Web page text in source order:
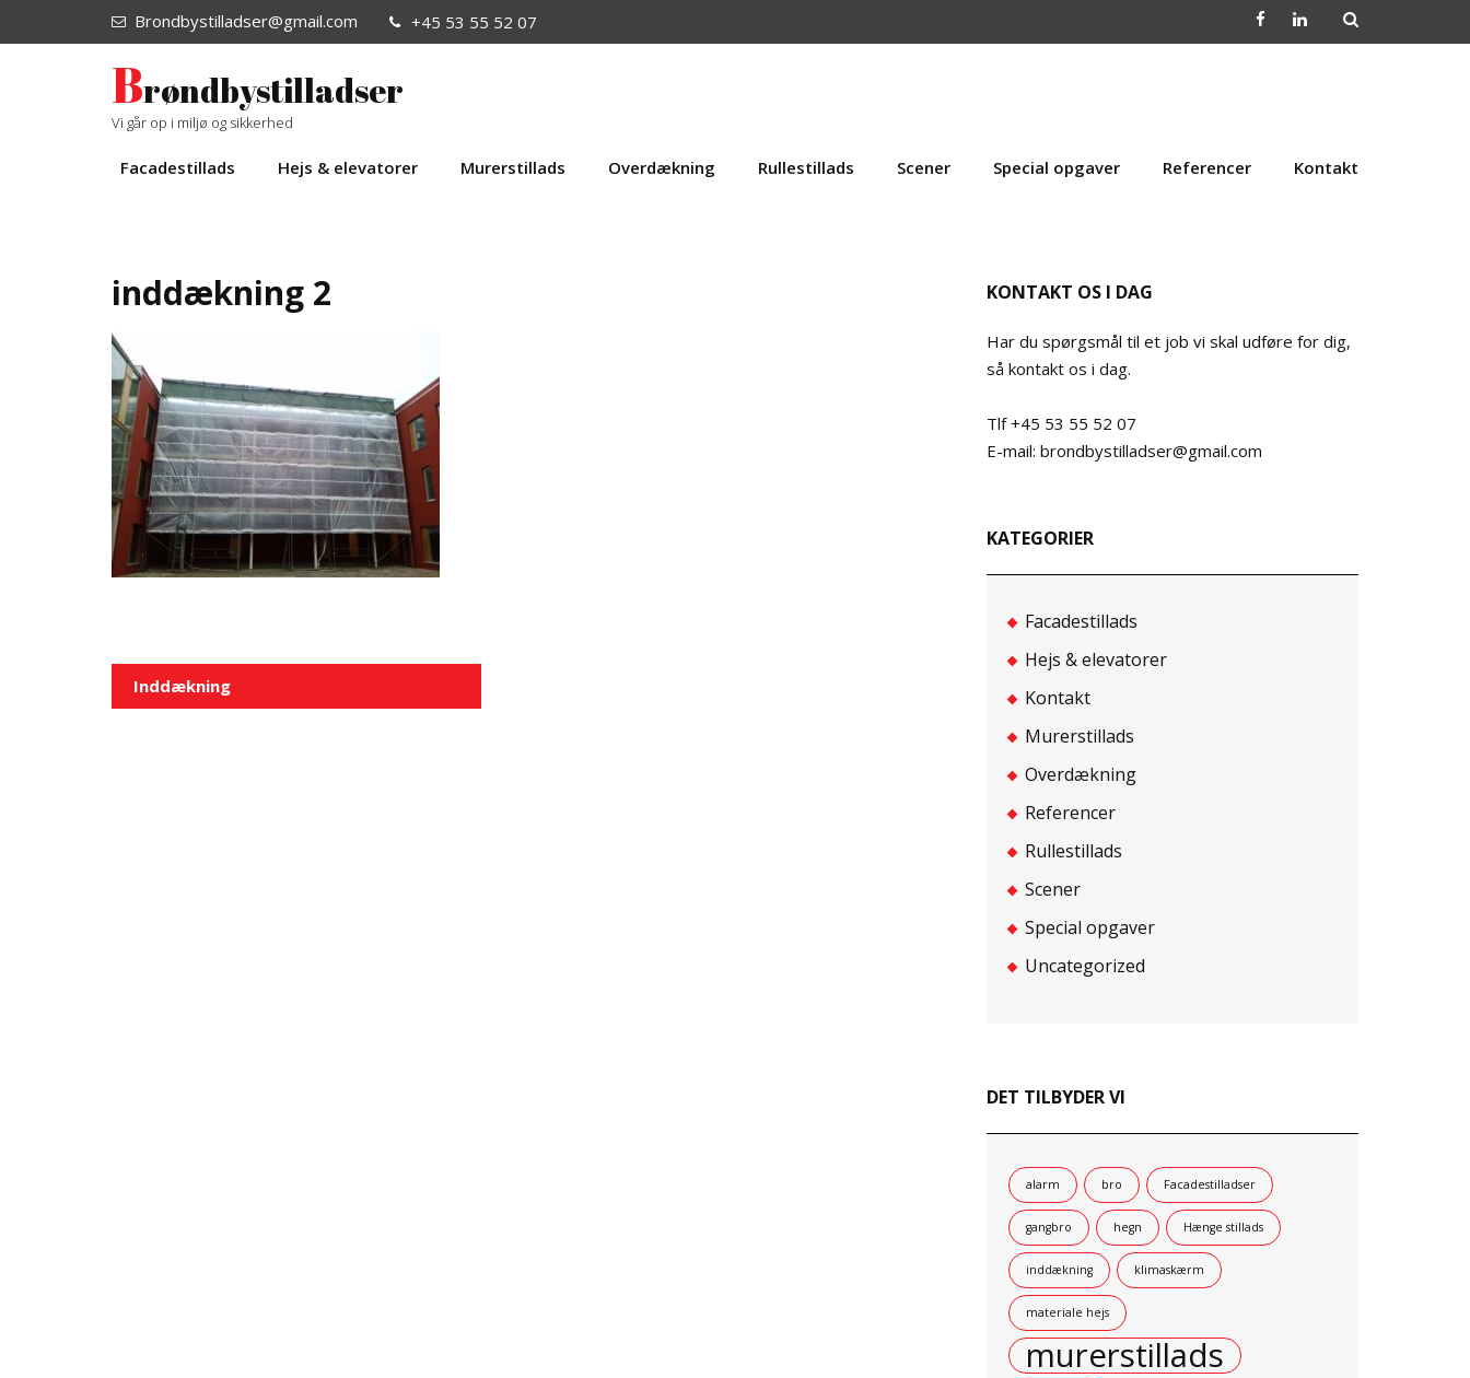
Brondbystilladser@gmail.com +45 53 55 52 07
Brøndbystilladser
Vi går op i miljø og sikkerhed
Facadestillads Hejs & elevatorer Murerstillads Overdækning Rullestillads Scener Special opgaver Referencer Kontakt
inddækning 2
Indlægsnavigation
Inddækning
KONTAKT OS I DAG
Har du spørgsmål til et job vi skal udføre for dig,
så kontakt os i dag.
Tlf +45 53 55 52 07
E-mail: brondbystilladser@gmail.com
KATEGORIER
Facadestillads
Hejs & elevatorer
Kontakt
Murerstillads
Overdækning
Referencer
Rullestillads
Scener
Special opgaver
Uncategorized
DET TILBYDER VI
alarm bro Facadestilladser
gangbro hegn Hænge stillads
inddækning klimaskærm
materiale hejs
murerstillads